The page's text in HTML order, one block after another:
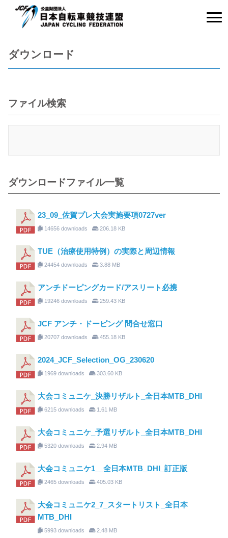
ダウンロード
ファイル検索
ダウンロードファイル一覧
23_09_佐賀プレ大会実施要項0727ver
14656 downloads 206.18 KB
TUE（治療使用特例）の実際と周辺情報
24454 downloads 3.88 MB
アンチドーピングカード/アスリート必携
19246 downloads 259.43 KB
JCF アンチ・ドーピング 問合せ窓口
20707 downloads 455.18 KB
2024_JCF_Selection_OG_230620
1969 downloads 303.60 KB
大会コミュニケ_決勝リザルト_全日本MTB_DHI
6215 downloads 1.61 MB
大会コミュニケ_予選リザルト_全日本MTB_DHI
5320 downloads 2.94 MB
大会コミュニケ1__全日本MTB_DHI_訂正版
2465 downloads 405.03 KB
大会コミュニケ2_7_スタートリスト_全日本
MTB_DHI
5993 downloads 2.48 MB